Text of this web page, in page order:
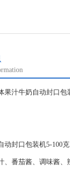
果汁牛奶自动封口包
动封口包装机5-100
、番茄酱、调味酱